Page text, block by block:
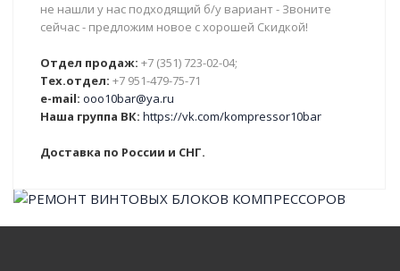
не нашли у нас подходящий б/у вариант - Звоните
сейчас - предложим новое с хорошей Скидкой!
Отдел продаж: +7 (351) 723-02-04;
Тех.отдел: +7 951-479-75-71
e-mail: ooo10bar@ya.ru
Наша группа ВК: https://vk.com/kompressor10bar
Доставка по России и СНГ.